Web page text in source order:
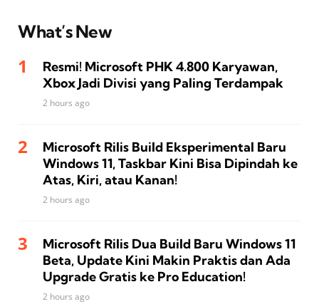
What’s New
Resmi! Microsoft PHK 4.800 Karyawan,
Xbox Jadi Divisi yang Paling Terdampak
2 hours ago
Microsoft Rilis Build Eksperimental Baru
Windows 11, Taskbar Kini Bisa Dipindah ke
Atas, Kiri, atau Kanan!
2 hours ago
Microsoft Rilis Dua Build Baru Windows 11
Beta, Update Kini Makin Praktis dan Ada
Upgrade Gratis ke Pro Education!
2 hours ago